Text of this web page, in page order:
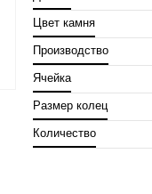
Цвет камня
Производство
Ячейка
Размер колец
Количество